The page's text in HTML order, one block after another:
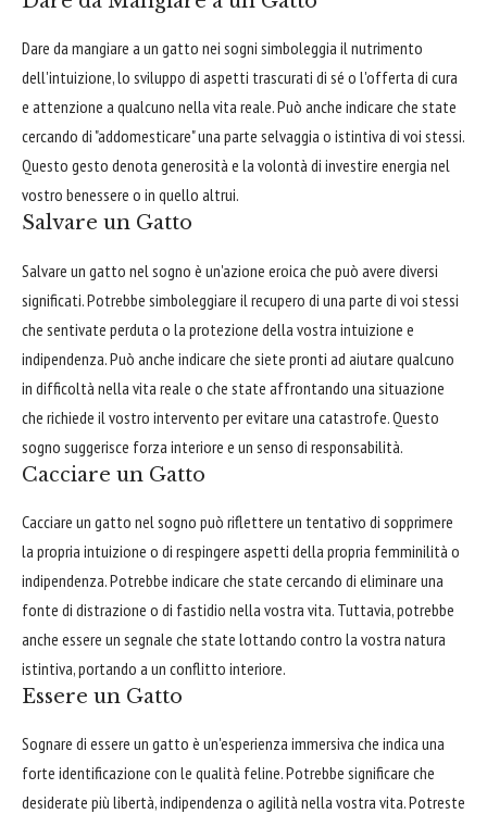
Dare da mangiare a un gatto nei sogni simboleggia il nutrimento
dell'intuizione, lo sviluppo di aspetti trascurati di sé o l'offerta di cura
e attenzione a qualcuno nella vita reale. Può anche indicare che state
cercando di "addomesticare" una parte selvaggia o istintiva di voi stessi.
Questo gesto denota generosità e la volontà di investire energia nel
vostro benessere o in quello altrui.
Salvare un Gatto
Salvare un gatto nel sogno è un'azione eroica che può avere diversi
significati. Potrebbe simboleggiare il recupero di una parte di voi stessi
che sentivate perduta o la protezione della vostra intuizione e
indipendenza. Può anche indicare che siete pronti ad aiutare qualcuno
in difficoltà nella vita reale o che state affrontando una situazione
che richiede il vostro intervento per evitare una catastrofe. Questo
sogno suggerisce forza interiore e un senso di responsabilità.
Cacciare un Gatto
Cacciare un gatto nel sogno può riflettere un tentativo di sopprimere
la propria intuizione o di respingere aspetti della propria femminilità o
indipendenza. Potrebbe indicare che state cercando di eliminare una
fonte di distrazione o di fastidio nella vostra vita. Tuttavia, potrebbe
anche essere un segnale che state lottando contro la vostra natura
istintiva, portando a un conflitto interiore.
Essere un Gatto
Sognare di essere un gatto è un'esperienza immersiva che indica una
forte identificazione con le qualità feline. Potrebbe significare che
desiderate più libertà, indipendenza o agilità nella vostra vita. Potreste